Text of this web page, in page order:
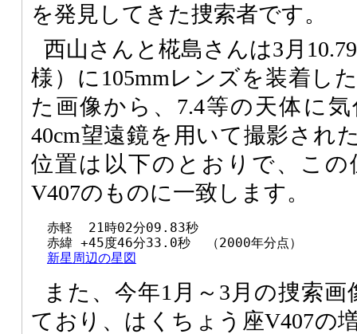
を発見してきた捜索者です。
西山さんと椛島さんは3月
様）に105mmレンズを装着し
た画像から、7.4等の天体に
40cm望遠鏡を用いて撮影され
位置は以下のとおりで、こ
V407のものに一致します。
  赤軽  21時02分09.83秒
  赤緯 +45度46分33.0秒  （2000年分点）
新星周辺の星図
また、今年1月～3月の捜索
ており、はくちょう座V407の